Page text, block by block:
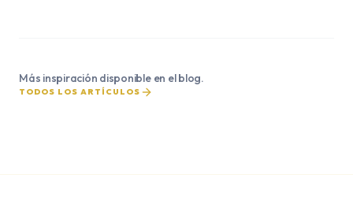
Más inspiración disponible en el blog.
TODOS LOS ARTÍCULOS